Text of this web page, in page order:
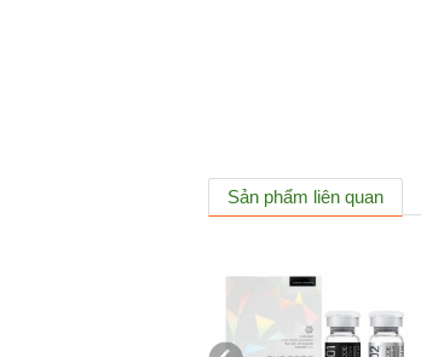
Sản phẩm liên quan